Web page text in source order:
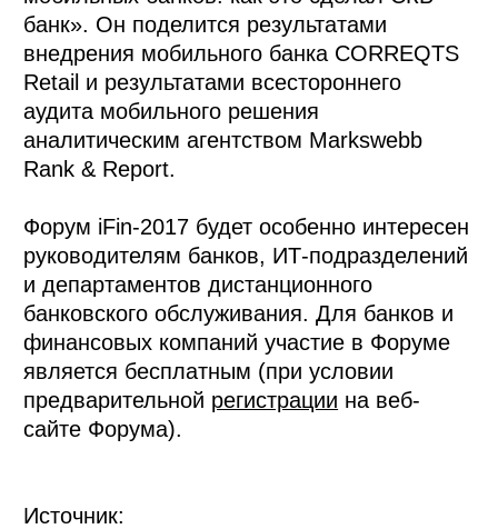
банк». Он поделится результатами
внедрения мобильного банка CORREQTS
Retail и результатами всестороннего
аудита мобильного решения
аналитическим агентством Markswebb
Rank & Report.
Форум iFin-2017 будет особенно интересен
руководителям банков, ИТ-подразделений
и департаментов дистанционного
банковского обслуживания. Для банков и
финансовых компаний участие в Форуме
является бесплатным (при условии
предварительной регистрации на веб-
сайте Форума).
Источник: